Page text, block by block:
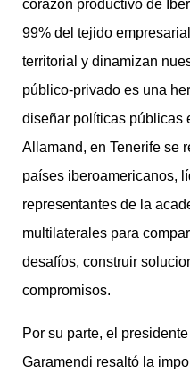
corazón productivo de
99% del tejido
territorial y dinamizan
público-privado es una
diseñar políticas públicas
Allamand, en Tenerife se
países iberoamericanos,
representantes de la
multilaterales para
desafíos, construir
compromisos.
Por su parte, el
Garamendi resaltó la